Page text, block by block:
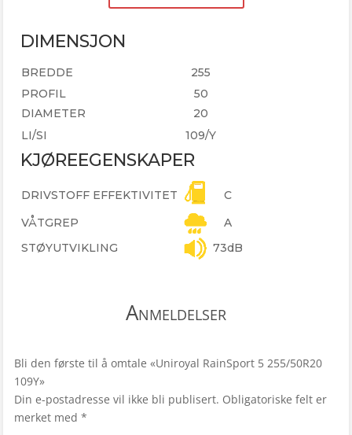
DIMENSJON
BREDDE
255
PROFIL
50
DIAMETER
20
LI/SI
109/Y
KJØREEGENSKAPER
DRIVSTOFF EFFEKTIVITET
C
VÅTGREP
A
STØYUTVIKLING
73dB
Anmeldelser
Bli den første til å omtale «Uniroyal RainSport 5 255/50R20
109Y»
Din e-postadresse vil ikke bli publisert. Obligatoriske felt er
merket med *